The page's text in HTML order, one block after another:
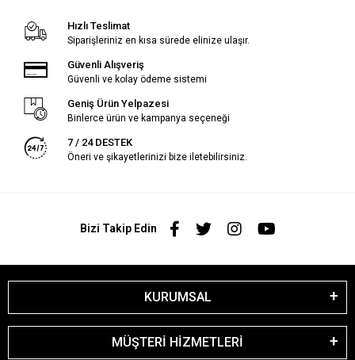
Hızlı Teslimat
Siparişleriniz en kısa sürede elinize ulaşır.
Güvenli Alışveriş
Güvenli ve kolay ödeme sistemi
Geniş Ürün Yelpazesi
Binlerce ürün ve kampanya seçeneği
7 / 24 DESTEK
Öneri ve şikayetlerinizi bize iletebilirsiniz.
Bizi Takip Edin
KURUMSAL
MÜŞTERİ HİZMETLERİ